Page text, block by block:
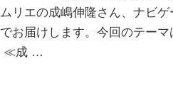
リエの成嶋伸隆さん、ナビ
お届けします。今回のテー
≪成 …